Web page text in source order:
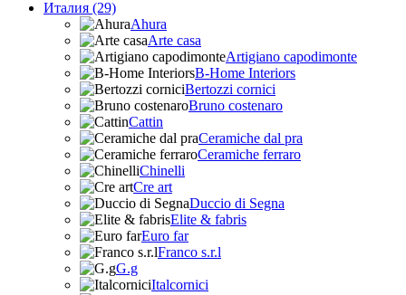
Италия (29)
Ahura
Arte casa
Artigiano capodimonte
B-Home Interiors
Bertozzi cornici
Bruno costenaro
Cattin
Ceramiche dal pra
Ceramiche ferraro
Chinelli
Cre art
Duccio di Segna
Elite & fabris
Euro far
Franco s.r.l
G.g
Italcornici